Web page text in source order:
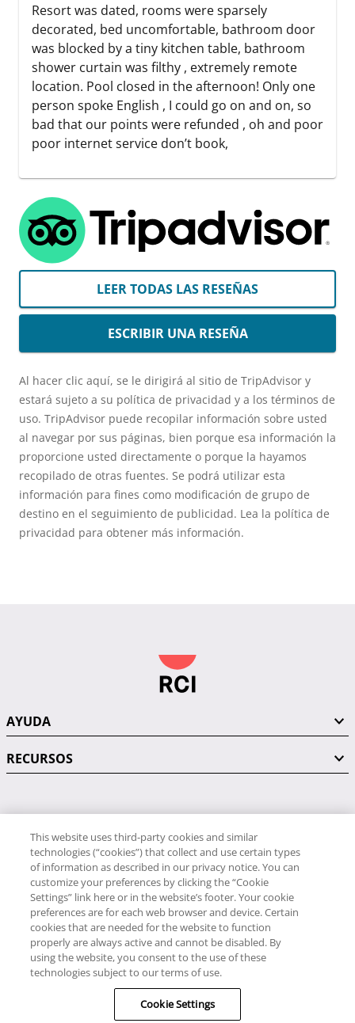
Resort was dated, rooms were sparsely
decorated, bed uncomfortable, bathroom door
was blocked by a tiny kitchen table, bathroom
shower curtain was filthy , extremely remote
location. Pool closed in the afternoon! Only one
person spoke English , I could go on and on, so
bad that our points were refunded , oh and poor
poor internet service don’t book,
LEER TODAS LAS RESEÑAS
ESCRIBIR UNA RESEÑA
Al hacer clic aquí, se le dirigirá al sitio de TripAdvisor y
estará sujeto a su política de privacidad y a los términos de
uso. TripAdvisor puede recopilar información sobre usted
al navegar por sus páginas, bien porque esa información la
proporcione usted directamente o porque la hayamos
recopilado de otras fuentes. Se podrá utilizar esta
información para fines como modificación de grupo de
destino en el seguimiento de publicidad. Lea la política de
privacidad para obtener más información.
AYUDA
RECURSOS
PÓNGASE EN CONTACTO CON NOSOTROS
RCI
34 91 406 9058
RCI Travel
34 91 406 9059
© RCI, LLC. Todos los derechos reservados.
This website uses third-party cookies and similar
technologies (“cookies”) that collect and use certain types
of information as described in our privacy notice. You can
customize your preferences by clicking the “Cookie
Settings” link here or in the website’s footer. Your cookie
preferences are for each web browser and device. Certain
cookies that are needed for the website to function
properly are always active and cannot be disabled. By
using the website, you consent to the use of these
technologies subject to our terms of use.
Cookie Settings